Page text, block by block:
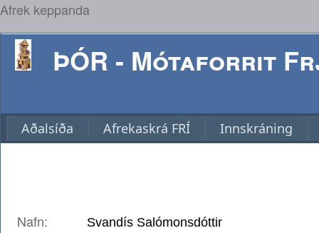
Afrek keppanda
ÞÓR - Mótaforrit
Aðalsíða Afrekaskrá FRÍ Innskráning
Nafn: